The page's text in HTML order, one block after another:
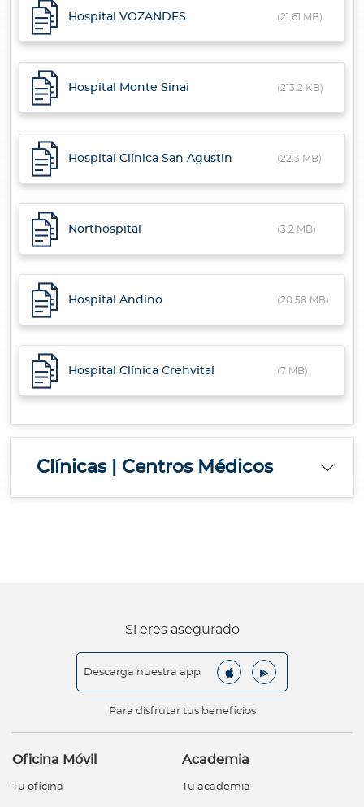
Hospital VOZANDES (21.61 MB)
Hospital Monte Sinai (213.2 KB)
Hospital Clínica San Agustin (22.3 MB)
Northospital (3.2 MB)
Hospital Andino (20.58 MB)
Hospital Clínica Crehvital (7 MB)
Clínicas | Centros Médicos
Si eres asegurado
Descarga nuestra app
Para disfrutar tus beneficios
Oficina Móvil
Tu oficina
Academia
Tu academia